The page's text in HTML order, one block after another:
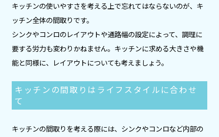
キッチンの使いやすさを考える上で忘れてはならないのが、キ
ッチン全体の間取りです。
シンクやコンロのレイアウトや通路幅の設定によって、調理に
要する労力も変わりかねません。キッチンに求める大きさや機
能と同様に、レイアウトについても考えましょう。
キッチンの間取りはライフスタイルに合わせ
て
キッチンの間取りを考える際には、シンクやコンロなど内部の